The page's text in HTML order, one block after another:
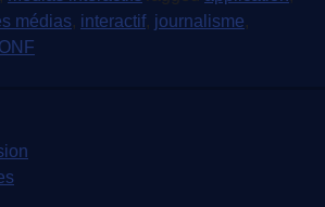
médias, interactif, journalisme,
ONF